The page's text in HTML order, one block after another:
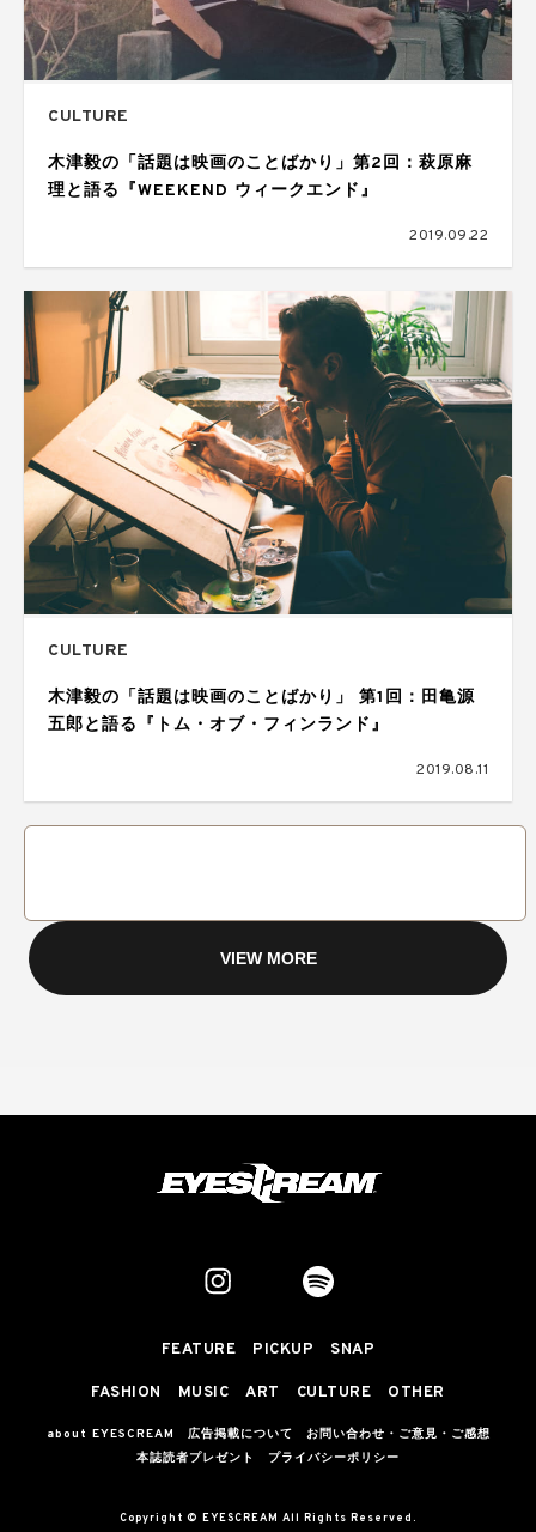
CULTURE
木津毅の「話題は映画のことばかり」第2回：萩原麻
理と語る『WEEKEND ウィークエンド』
2019.09.22
CULTURE
木津毅の「話題は映画のことばかり」 第1回：田亀源
五郎と語る『トム・オブ・フィンランド』
2019.08.11
VIEW MORE
FEATURE PICKUP SNAP
FASHION MUSIC ART CULTURE OTHER
about EYESCREAM 広告掲載について
お問い合わせ・ご意見・ご感想
本誌読者プレゼント
プライバシーポリシー
Copyright © EYESCREAM All Rights Reserved.